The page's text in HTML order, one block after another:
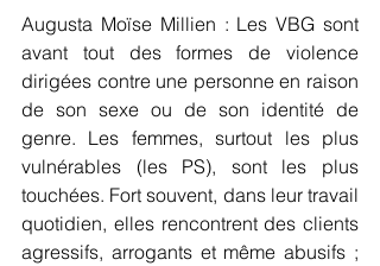
Augusta Moïse Millien : Les VBG sont
avant tout des formes de violence
dirigées contre une personne en raison
de son sexe ou de son identité de
genre. Les femmes, surtout les plus
vulnérables (les PS), sont les plus
touchées. Fort souvent, dans leur travail
quotidien, elles rencontrent des clients
agressifs, arrogants et même abusifs ;